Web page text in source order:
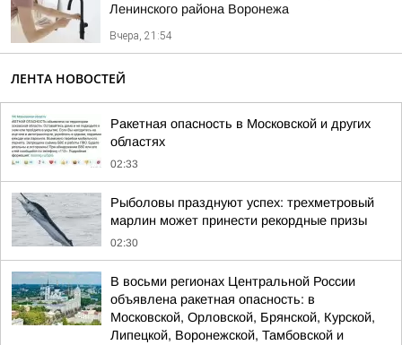
Ленинского района Воронежа
Вчера, 21:54
ЛЕНТА НОВОСТЕЙ
Ракетная опасность в Московской и других
областях
02:33
Рыболовы празднуют успех: трехметровый
марлин может принести рекордные призы
02:30
В восьми регионах Центральной России
объявлена ракетная опасность: в
Московской, Орловской, Брянской, Курской,
Липецкой, Воронежской, Тамбовской и